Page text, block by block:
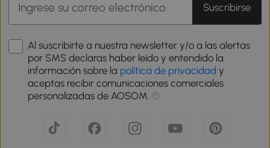
Suscribirse
Al suscribirte a nuestra newsletter y/o a las alertas
por SMS declaras haber leído y entendido la
información sobre la política de privacidad y
aceptas recibir comunicaciones comerciales
personalizadas de AOSOM.